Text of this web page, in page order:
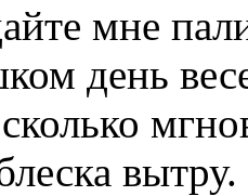
мне
день
вытру.